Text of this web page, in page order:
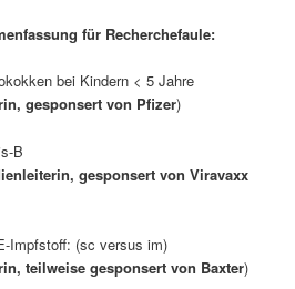
für Recherchefaule:
bei Kindern < 5 Jahre
gesponsert von Pfizer)
B
gesponsert von Viravaxx
Impfstoff: (sc versus im)
teilweise gesponsert von Baxter)